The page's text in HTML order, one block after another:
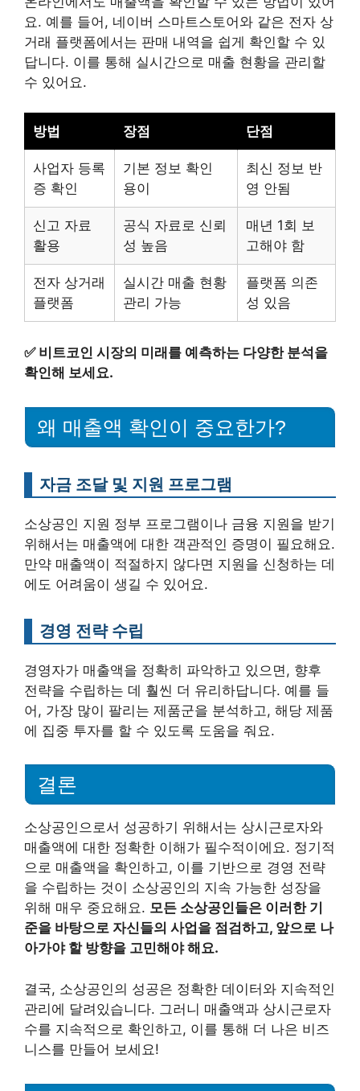
요. 예를 들어, 네이버 스마트스토어와 같은 전자 상
거래 플랫폼에서는 판매 내역을 쉽게 확인할 수 있
답니다. 이를 통해 실시간으로 매출 현황을 관리할
수 있어요.
방법 장점 단점
사업자 등록
증 확인
기본 정보 확인
용이
최신 정보 반
영 안됨
신고 자료
활용
공식 자료로 신뢰
성 높음
매년 1회 보
고해야 함
전자 상거래
플랫폼
실시간 매출 현황
관리 가능
플랫폼 의존
성 있음
✅ 비트코인 시장의 미래를 예측하는 다양한 분석을
확인해 보세요.
왜 매출액 확인이 중요한가?
자금 조달 및 지원 프로그램
소상공인 지원 정부 프로그램이나 금융 지원을 받기
위해서는 매출액에 대한 객관적인 증명이 필요해요.
만약 매출액이 적절하지 않다면 지원을 신청하는 데
에도 어려움이 생길 수 있어요.
경영 전략 수립
경영자가 매출액을 정확히 파악하고 있으면, 향후
전략을 수립하는 데 훨씬 더 유리하답니다. 예를 들
어, 가장 많이 팔리는 제품군을 분석하고, 해당 제품
에 집중 투자를 할 수 있도록 도움을 줘요.
결론
소상공인으로서 성공하기 위해서는 상시근로자와
매출액에 대한 정확한 이해가 필수적이에요. 정기적
으로 매출액을 확인하고, 이를 기반으로 경영 전략
을 수립하는 것이 소상공인의 지속 가능한 성장을
위해 매우 중요해요. 모든 소상공인들은 이러한 기
준을 바탕으로 자신들의 사업을 점검하고, 앞으로 나
아가야 할 방향을 고민해야 해요.
결국, 소상공인의 성공은 정확한 데이터와 지속적인
관리에 달려있습니다. 그러니 매출액과 상시근로자
수를 지속적으로 확인하고, 이를 통해 더 나은 비즈
니스를 만들어 보세요!